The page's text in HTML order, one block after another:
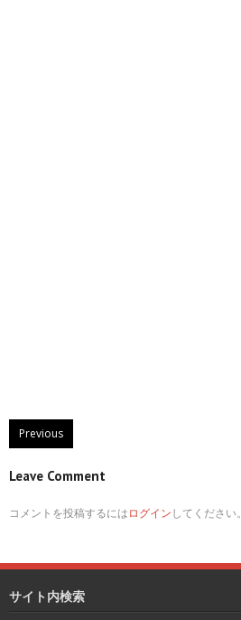
Previous
Leave Comment
コメントを投稿するにはログインしてください。
サイト内検索